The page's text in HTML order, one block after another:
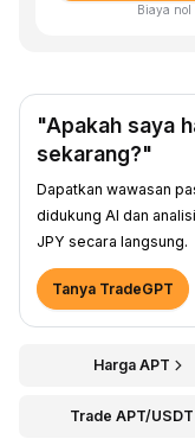
Biaya nol
"Apakah saya
sekarang?"
Dapatkan wawasan
didukung AI dan
JPY secara langsung.
Tanya TradeGPT
Harga APT
Trade APT/USDT